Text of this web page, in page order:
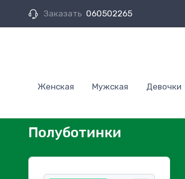
Заказать 060502265
Женская Мужская Девочки
Полуботинки